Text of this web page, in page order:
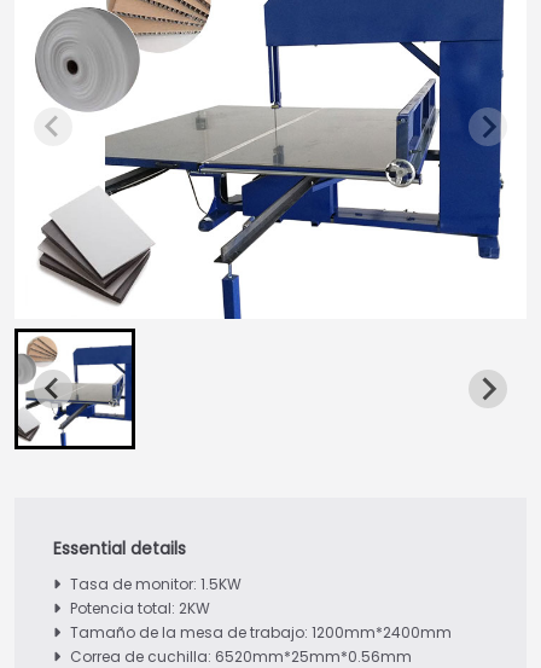
Tasa de monitor: 1.5KW
Potencia total: 2KW
Tamaño de la mesa de trabajo: 1200mm*2400mm
Correa de cuchilla: 6520mm*25mm*0.56mm